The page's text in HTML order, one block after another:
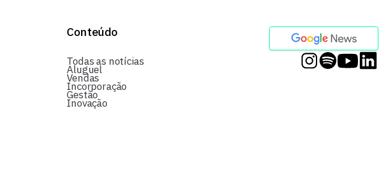
Conteúdo
Todas as notícias
Aluguel
Vendas
Incorporação
Gestão
Inovação